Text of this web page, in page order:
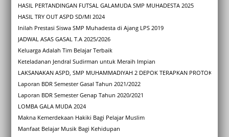
HASIL PERTANDINGAN FUTSAL GALAMUDA SMP MUHADESTA 2025
HASIL TRY OUT ASPD SD/MI 2024
Inilah Prestasi Siswa SMP Muhadesta di Ajang LPS 2019
JADWAL ASAS GASAL T.A 2025/2026
Keluarga Adalah Tim Belajar Terbaik
Keteladanan Jendral Sudirman untuk Meraih Impian
LAKSANAKAN ASPD, SMP MUHAMMADIYAH 2 DEPOK TERAPKAN PROTOKOL
Laporan BDR Semester Gasal Tahun 2021/2022
Laporan BDR Semester Genap Tahun 2020/2021
LOMBA GALA MUDA 2024
Makna Kemerdekaan Hakiki Bagi Pelajar Muslim
Manfaat Belajar Musik Bagi Kehidupan